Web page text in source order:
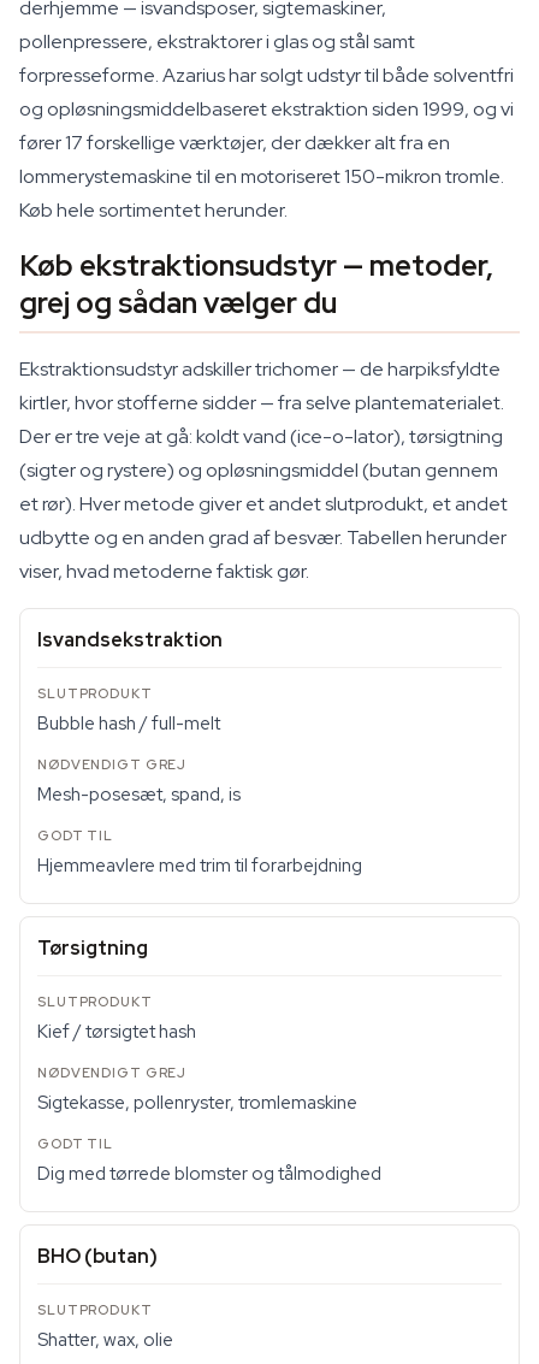
derhjemme — isvandsposer, sigtemaskiner,
pollenpressere, ekstraktorer i glas og stål samt
forpresseforme. Azarius har solgt udstyr til både solventfri
og opløsningsmiddelbaseret ekstraktion siden 1999, og vi
fører 17 forskellige værktøjer, der dækker alt fra en
lommerystemaskine til en motoriseret 150-mikron tromle.
Køb hele sortimentet herunder.
Køb ekstraktionsudstyr — metoder,
grej og sådan vælger du
Ekstraktionsudstyr adskiller trichomer — de harpiksfyldte
kirtler, hvor stofferne sidder — fra selve plantematerialet.
Der er tre veje at gå: koldt vand (ice-o-lator), tørsigtning
(sigter og rystere) og opløsningsmiddel (butan gennem
et rør). Hver metode giver et andet slutprodukt, et andet
udbytte og en anden grad af besvær. Tabellen herunder
viser, hvad metoderne faktisk gør.
Isvandsekstraktion
Bubble hash / full-melt
Mesh-posesæt, spand, is
Hjemmeavlere med trim til forarbejdning
Tørsigtning
Kief / tørsigtet hash
Sigtekasse, pollenryster, tromlemaskine
Dig med tørrede blomster og tålmodighed
BHO (butan)
Shatter, wax, olie